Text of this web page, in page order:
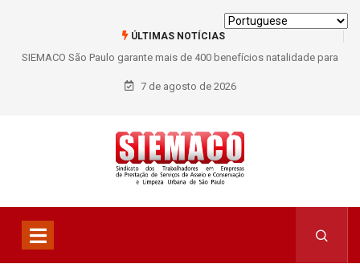
ÚLTIMAS NOTÍCIAS
SIEMACO São Paulo garante mais de 400 benefícios natalidade para
trabalhadores do Asseio em 2026
7 de agosto de 2026